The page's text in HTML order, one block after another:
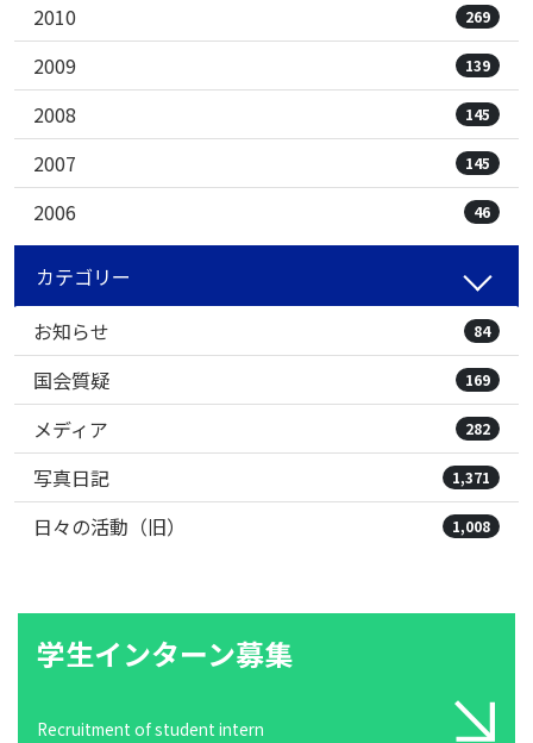
2010 269
2009 139
2008 145
2007 145
2006 46
カテゴリー
お知らせ
84
国会質疑 169
メディア 282
写真日記 1,371
日々の活動（旧） 1,008
学生インターン募集
Recruitment of student intern